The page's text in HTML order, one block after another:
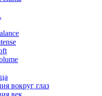
вокруг глаз
век